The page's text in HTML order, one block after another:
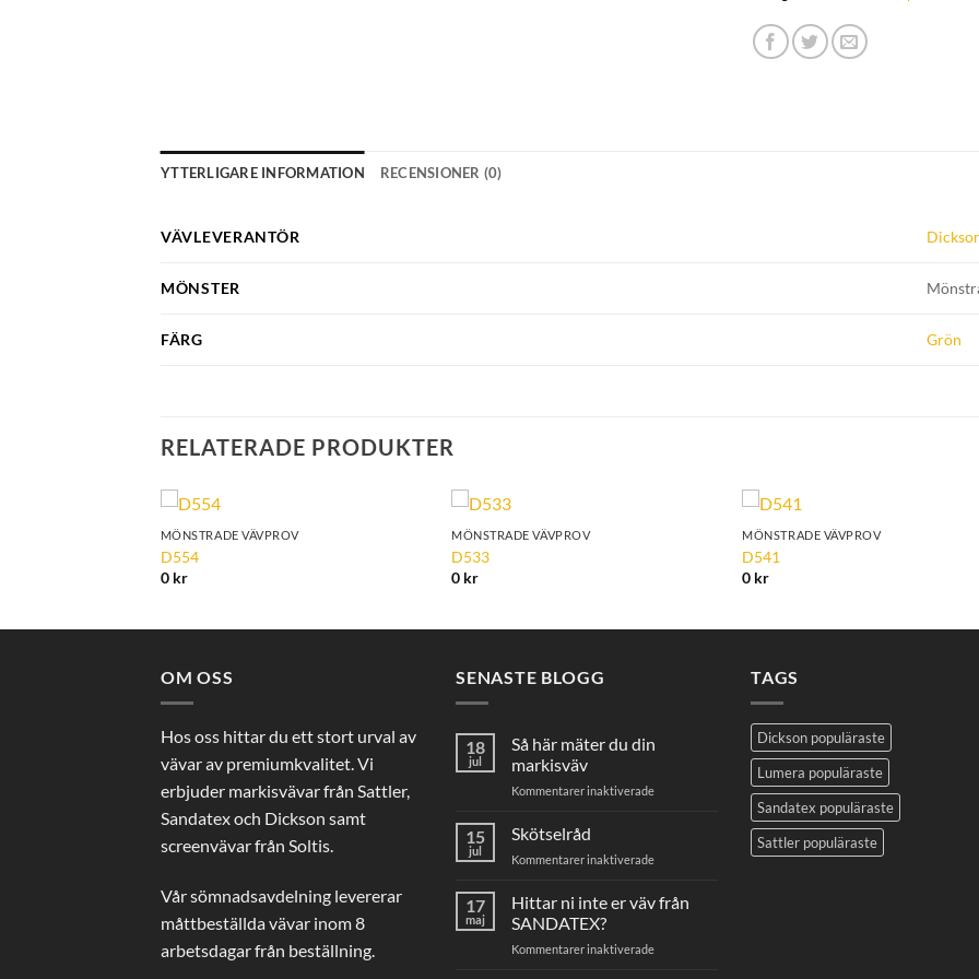
YTTERLIGARE INFORMATION RECENSIONER (0)
VÄVLEVERANTÖR
MÖNSTER
FÄRG Grön
RELATERADE PRODUKTER
MÖNSTRADE VÄVPROV
D554
0 kr
MÖNSTRADE VÄVPROV
D533
0 kr
MÖNSTRADE VÄVPROV
D541
0 kr
OM OSS
Hos oss hittar du ett stort urval av
vävar av premiumkvalitet. Vi
erbjuder markisvävar från Sattler,
Sandatex och Dickson samt
screenvävar från Soltis.
Vår sömnadsavdelning levererar
måttbeställda vävar inom 8
arbetsdagar från beställning.
SENASTE BLOGG
18
jul
Så här mäter du din
markisväv
Kommentarer inaktiveradeför
du
markisväv
15
jul
Skötselråd
Kommentarer inaktiveradeför
17
maj
Hittar ni inte er väv från
SANDATEX?
Kommentarer inaktiveradeför
TAGS
Dickson populäraste
Lumera populäraste
Sandatex populäraste
Sattler populäraste